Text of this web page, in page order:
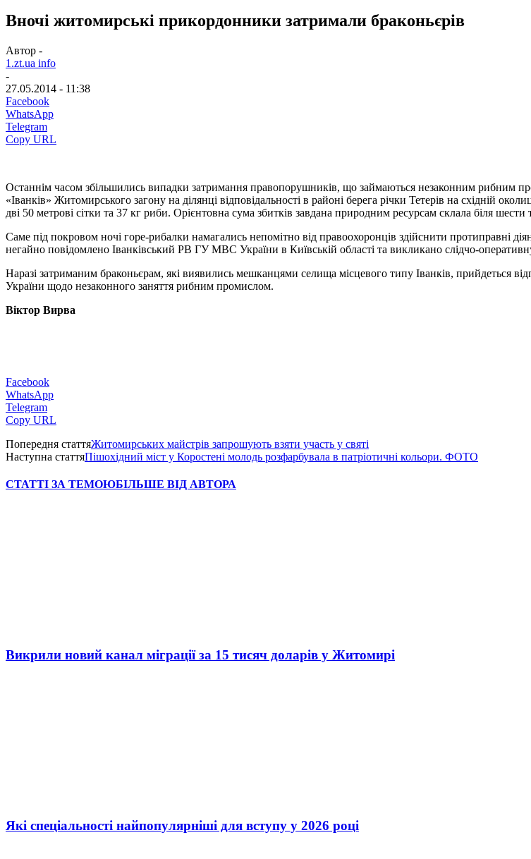
Вночі житомирські прикордонники затримали браконьєрів
Автор -
1.zt.ua info
-
27.05.2014 - 11:38
Facebook
WhatsApp
Telegram
Copy URL
Останнім часом збільшились випадки затримання правопорушників, що займаються незаконним рибним
«Іванків» Житомирського загону на ділянці відповідальності в районі берега річки Тетерів на східній
дві 50 метрові сітки та 37 кг риби. Орієнтовна сума збитків завдана природним ресурсам склала біля шести
Саме під покровом ночі горе-рибалки намагались непомітно від правоохоронців здійснити протиправні
негайно повідомлено Іванківський РВ ГУ МВС України в Київській області та викликано слідчо-
Наразі затриманим браконьєрам, які виявились мешканцями селища місцевого типу Іванків, прийдеться
України щодо незаконного заняття рибним промислом.
Віктор Вирва
Facebook
WhatsApp
Telegram
Copy URL
Попередня статтяЖитомирських майстрів запрошують взяти участь у святі
Наступна статтяПішохідний міст у Коростені молодь розфарбувала в патріотичні кольори. ФОТО
СТАТТІ ЗА ТЕМОЮБІЛЬШЕ ВІД АВТОРА
Викрили новий канал міграції за 15 тисяч доларів у Житомирі
Які спеціальності найпопулярніші для вступу у 2026 році